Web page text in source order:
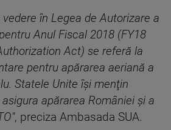
în Legea de Autorizare a
Anul Fiscal 2018 (FY18
Act) se referă la
pentru apărarea aeriană a
Statele Unite îşi menţin
apărarea României şi a
, preciza Ambasada SUA.